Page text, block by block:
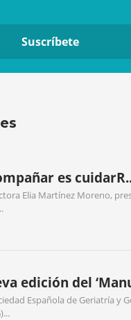
es
Elia Martínez Moreno,
edición del
Española de Geriatría y